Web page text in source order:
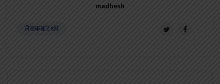
madhesh
लेखकबाट थप